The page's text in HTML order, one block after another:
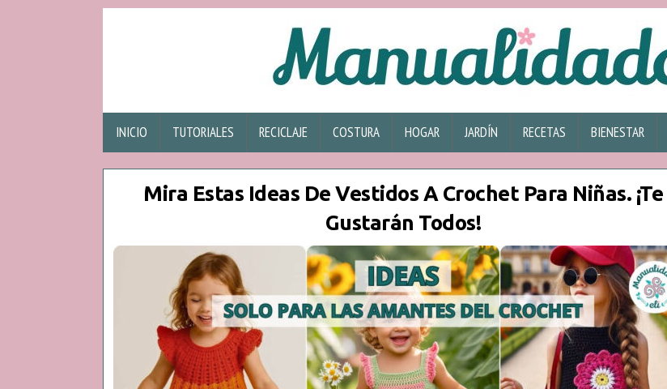
INICIO TUTORIALES RECICLAJE COSTURA HOGAR JARDÍN RECETAS BIENESTAR
Mira Estas Ideas De Vestidos A Crochet Para Niñas. ¡Te
Gustarán Todos!